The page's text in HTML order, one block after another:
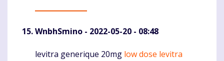
WnbhSmino - 2022-05-20 - 08:48
Komentaras
levitra generique 20mg low dose levitra